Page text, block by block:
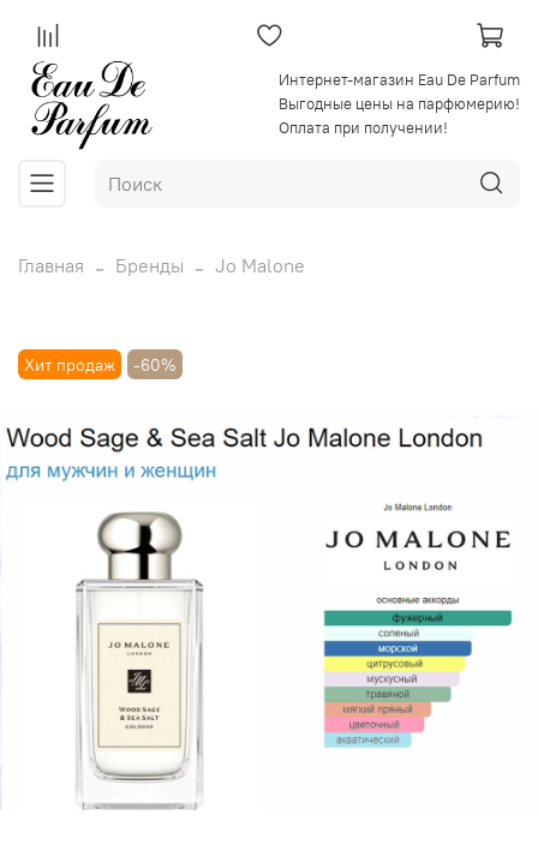
Интернет-магазин Eau De Parfum
Выгодные цены на парфюмерию!
Оплата при получении!
Главная Бренды Jo Malone
Хит продаж -60%